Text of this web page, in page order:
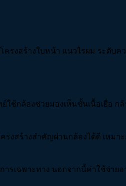
รงสร้างใบหน้า แนวไรผม ระดับ
กล้องช่วยมองเห็นชั้นเนื้อเยื่อ กล้
รงสร้างสำคัญผ่านกล้องได้ดี เหม
เฉพาะทาง นอกจากนี้ค่าใช้จ่ายอ